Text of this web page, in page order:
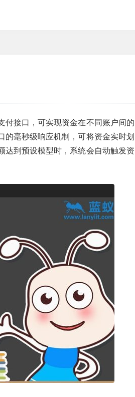
付接口，可实现资金在不同账户间的
毫秒级响应机制，可将资金实时划
达到预设模型时，系统会自动触发资